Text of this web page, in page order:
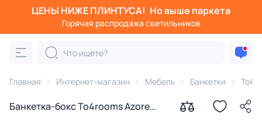
ЦЕНЫ НИЖЕ ПЛИНТУСА! Но выше паркета
Горячая распродажа светильников
Главная Интернет-магазин Мебель Банкетки
Банкетка-бокс To4rooms Azore